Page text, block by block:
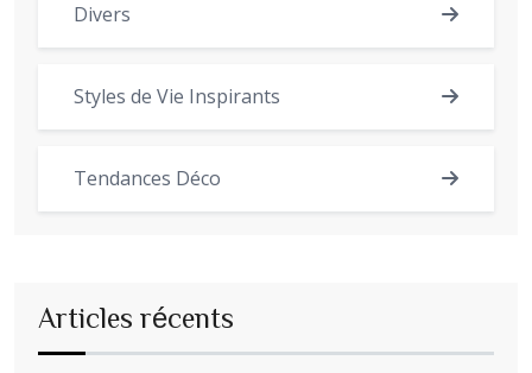
Divers
Styles de Vie Inspirants
Tendances Déco
Articles récents